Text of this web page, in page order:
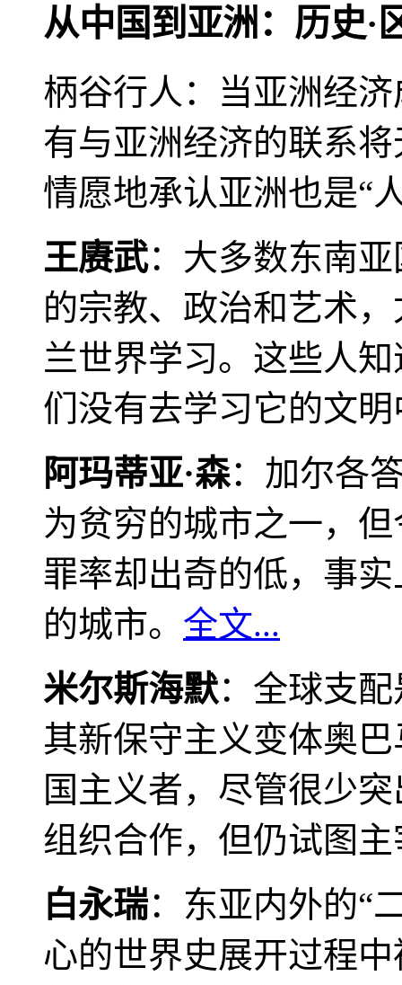
从中国到亚洲：历史·
柄谷行人：当亚洲经
有与亚洲经济的联系
情愿地承认亚洲也是“
王赓武：大多数东南
的宗教、政治和艺术
兰世界学习。这些人
们没有去学习它的文
阿玛蒂亚·森：加尔各
为贫穷的城市之一，
罪率却出奇的低，事
的城市。 全文...
米尔斯海默：全球支
其新保守主义变体奥
国主义者，尽管很少
组织合作，但仍试图
白永瑞：东亚内外的“
心的世界史展开过程